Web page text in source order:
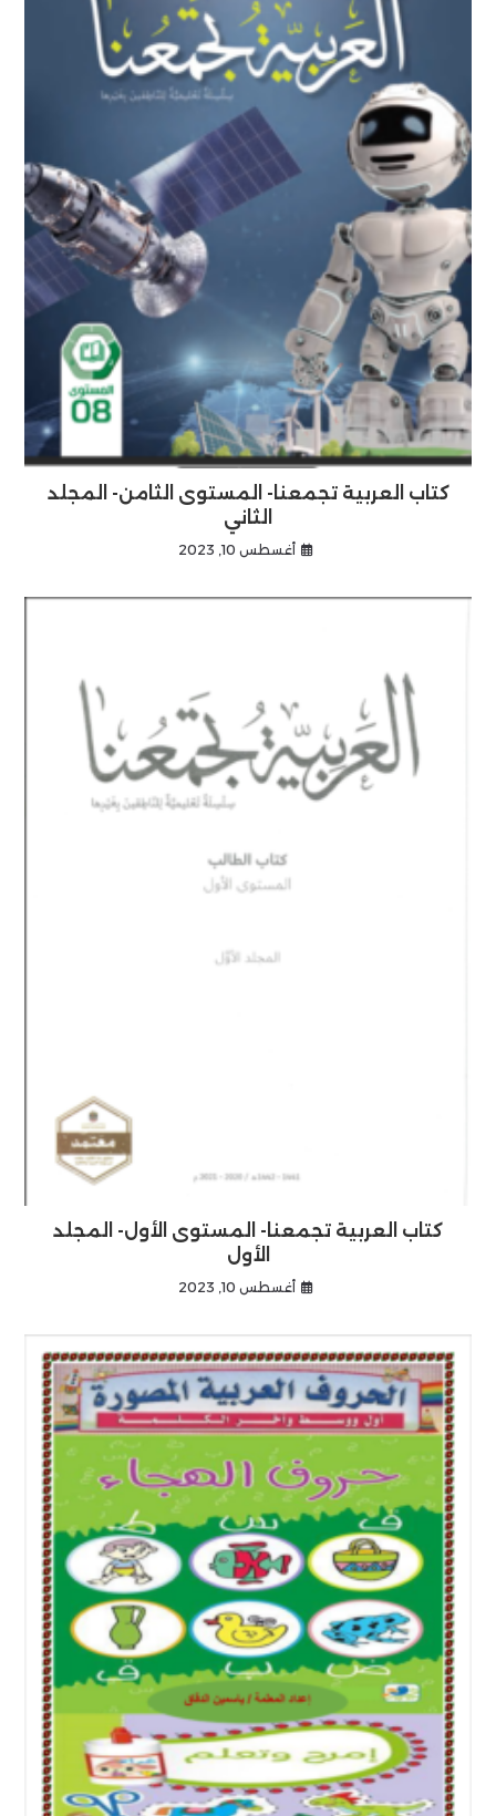
كتاب العربية تجمعنا- المستوى الثامن- المجلد
الثاني
أغسطس 10, 2023
كتاب العربية تجمعنا- المستوى الأول- المجلد
الأول
أغسطس 10, 2023